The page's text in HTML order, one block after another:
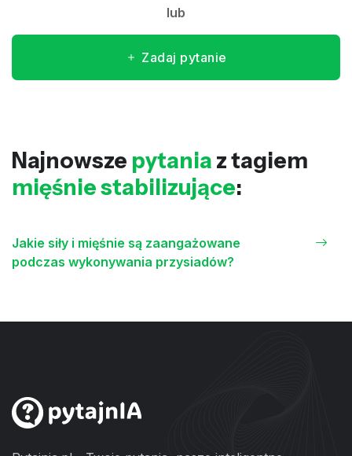
lub
Zadaj pytanie
Najnowsze pytania z tagiem
mięśnie stabilizujące:
Jakie siły i mięśnie są zaangażowane
podczas wykonywania przysiadów?